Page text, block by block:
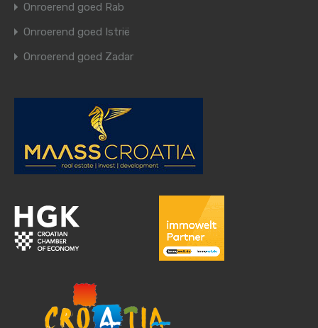
Onroerend goed Rab
Onroerend goed Istrië
Onroerend goed Zadar